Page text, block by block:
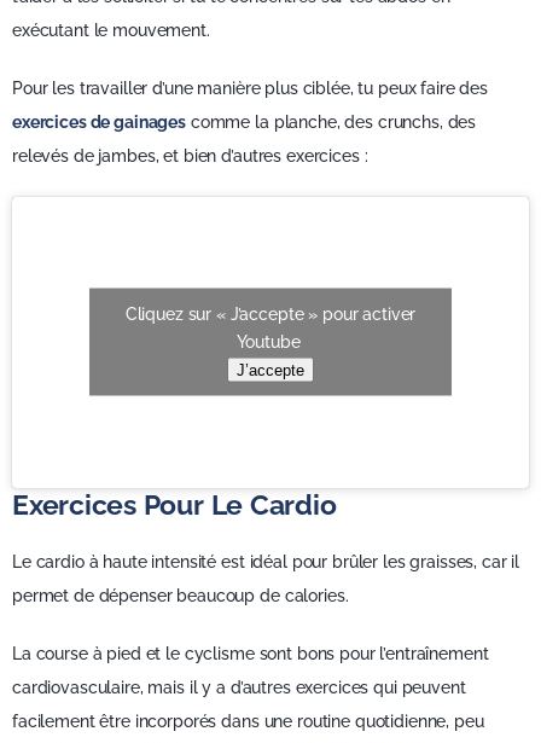
exécutant le mouvement.
Pour les travailler d’une manière plus ciblée, tu peux faire des
exercices de gainages comme la planche, des crunchs, des
relevés de jambes, et bien d’autres exercices :
Cliquez sur « J’accepte » pour activer
Youtube
J’accepte
Exercices Pour Le Cardio
Le cardio à haute intensité est idéal pour brûler les graisses, car il
permet de dépenser beaucoup de calories.
La course à pied et le cyclisme sont bons pour l’entraînement
cardiovasculaire, mais il y a d’autres exercices qui peuvent
facilement être incorporés dans une routine quotidienne, peu